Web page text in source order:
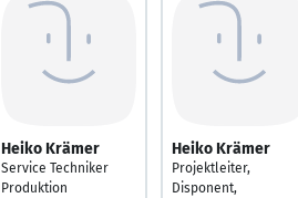
Heiko Krämer
Service Techniker
Produktion
Heiko Krämer
Projektleiter,
Disponent,